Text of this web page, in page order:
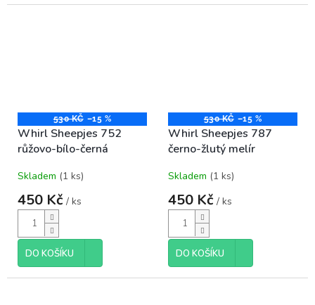
530 KČ –15 %
Whirl Sheepjes 752
růžovo-bílo-černá
Skladem (1 ks)
450 Kč / ks
DO KOŠÍKU
530 KČ –15 %
Whirl Sheepjes 787
černo-žlutý melír
Skladem (1 ks)
450 Kč / ks
DO KOŠÍKU